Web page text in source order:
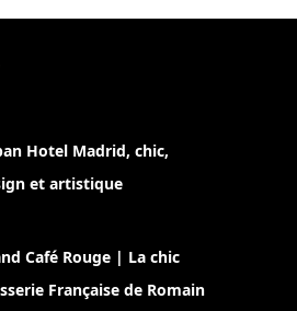
Hotel Madrid, chic,
et artistique
Café Rouge | La chic
Française de Romain